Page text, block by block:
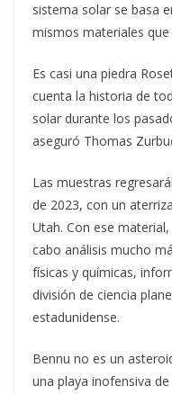
sistema solar se basa
mismos materiales
Es casi una piedra
cuenta la historia de
solar durante los
aseguró Thomas
Las muestras
de 2023, con un
Utah. Con ese
cabo análisis mucho
físicas y químicas,
división de ciencia
estadunidense.
Bennu no es un
una playa inofensiva